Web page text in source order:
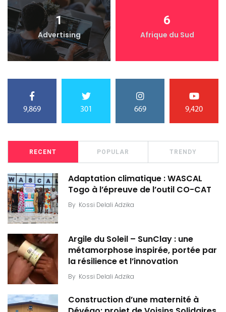
1
Advertising
6
Afrique du Sud
9,869 301 669 9,420
RECENT POPULAR TRENDY
Adaptation climatique : WASCAL
Togo à l’épreuve de l’outil CO-CAT
By Kossi Delali Adzika
Argile du Soleil – SunClay : une
métamorphose inspirée, portée par
la résilience et l’innovation
By Kossi Delali Adzika
Construction d’une maternité à